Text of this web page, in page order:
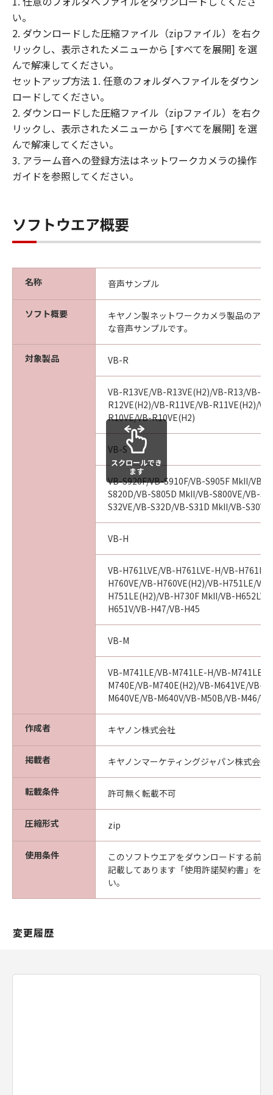
部または一部を修正、改変、リバース・エ
ンジニアリング、逆コンパイル、逆アセン
ブルまたは他のプログラミング言語へ変換
することはできません。また、第三者にこ
のような行為をさせてはなりません。
(4) 本契約に明示的に定める場合を除き、
お客様は、「許諾ソフトウェア」を再使用
許諾、譲渡、販売、頒布、賃貸、リースも
しくは貸与すること、または複製もしくは
翻訳することはできません。
(1) 「許諾ソフトウェア」は、『現状のま
ま（AS-IS）』の状態で使用許諾されます。
キヤノン、キヤノンの子会社、それらの販
ェア」に関して、商品性および特定の目的
欠陥がないことを含め、いかなる保証もし
(2) キヤノンは、お客様の正当な入手を証
するものにより証される、お客様の「許諾
ソフトウェア」の入手日より90日の間、通
常の使用状態において、「許諾ソフトウェ
ア」が記録された媒体（以下「メディア」
といいます。）に物理的な欠陥がないこと
を保証します。キヤノン、キヤノンの子会
社、キヤノンの関連会社、それらの販売代
理店および販売店のすべての責任及びお客
様の唯一の救済は、かかる保証を満たさな
い「メディア」の交換のみとします。但
し、かかる保証は、「メディア」の欠陥
が、「許諾ソフトウェア」の事故、誤用、
るものとします。
(3) キヤノン、キヤノンの子会社、それら
の販売代理店および販売店は、「許諾ソフ
トウェア」の使用または使用不能から生ず
るいかなる損害（逸失利益およびその他の
派生的または付随的な損害を含むがこれら
に限定されない）について、一切責任を負
わないものとします。たとえ、キヤノン、
キヤノンの子会社、それらの販売代理店ま
たは販売店がかかる損害の可能性について
知らされていた場合でも同様です。
(4) キヤノン、キヤノンの子会社、それら
の販売代理店および販売店は、「許諾ソフ
客様と第三者との間に生じるいかなる紛争
ます。
サポートおよびアップデート
キヤノン、キヤノンの子会社、それらの販
売代理店および販売店は、「許諾ソフトウ
ェア」のメンテナンスおよびお客様による
るアップデート、バグの修正またはサポー
い。
2. ダウンロードした圧縮ファイル（zipファイル）を右ク
リックし、表示されたメニューから [すべてを展開] を選
んで解凍してください。
セットアップ方法 1. 任意のフォルダへファイルをダウン
ロードしてください。
2. ダウンロードした圧縮ファイル（zipファイル）を右ク
リックし、表示されたメニューから [すべてを展開] を選
んで解凍してください。
3. アラーム音への登録方法はネットワークカメラの操作
ガイドを参照してください。
ソフトウエア概要
名称 音声サンプル
ソフト概要
キヤノン製ネットワークカメラ製品のア
な音声サンプルです。
対象製品 VB-R
VB-R13VE/VB-R13VE(H2)/VB-R13/VB-
R12VE(H2)/VB-R11VE/VB-R11VE(H2)/
R10VE/VB-R10VE(H2)
VB-S
VB-S920F/VB-S910F/VB-S905F MkII/VB-
S820D/VB-S805D MkII/VB-S800VE/VB-
S32VE/VB-S32D/VB-S31D MkII/VB-
VB-H
VB-H761LVE/VB-H761LVE-H/VB-
H760VE/VB-H760VE(H2)/VB-H751LE/
H751LE(H2)/VB-H730F MkII/VB-
H651V/VB-H47/VB-H45
VB-M
VB-M741LE/VB-M741LE-H/VB-
M740E/VB-M740E(H2)/VB-M641VE/VB-
M640VE/VB-M640V/VB-M50B/VB-M46/
作成者 キヤノン株式会社
掲載者 キヤノンマーケティングジャパン株式会社
転載条件 許可無く転載不可
圧縮形式 zip
使用条件
このソフトウエアをダウンロードする前
記載してあります「使用許諾契約書」を
い。
スクロールでき
ます
変更履歴